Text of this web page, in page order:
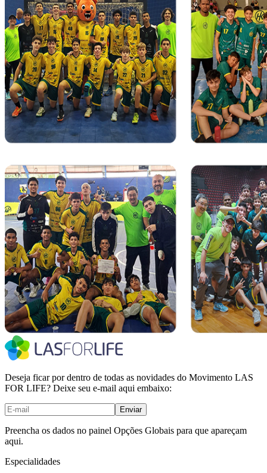
Deseja ficar por dentro de todas as novidades do Movimento LAS
FOR LIFE? Deixe seu e-mail aqui embaixo:
Enviar
Preencha os dados no painel Opções Globais para que apareçam
aqui.
Especialidades